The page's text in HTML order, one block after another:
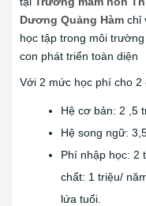
Dương Quảng Hàm chỉ
học tập trong môi
con phát triển toàn diện
Với 2 mức học phí cho
Hệ cơ bản: 2 ,5
Hệ song ngữ:
Phí nhập học: 2
chất: 1 triệu/
lứa tuổi.